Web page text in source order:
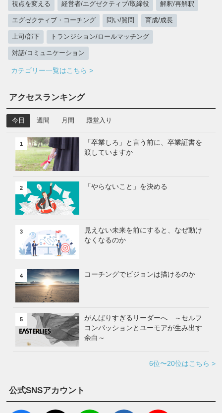
視点を変える 経営者/エグゼクティブ/取締役 解釈/再解釈
エグゼクティブ・コーチング 問い/質問 育成/成長
上司/部下 トランジション/ロールマッチング
対話/コミュニケーション
カテゴリー一覧はこちら >
アクセスランキング
今日 週間 月間 殿堂入り
1
「卒業しろ」と言う前に、卒業証書を
渡していますか
2 「やらないこと」を決める
3
見えない未来を前にすると、なぜ動け
なくなるのか
4 コーチングでビジョンは描けるのか
5
がんばりすぎるリーダーへ ～セルフ
コンパッションとユーモアが生み出す
余白～
6位〜20位はこちら >
公式SNSアカウント